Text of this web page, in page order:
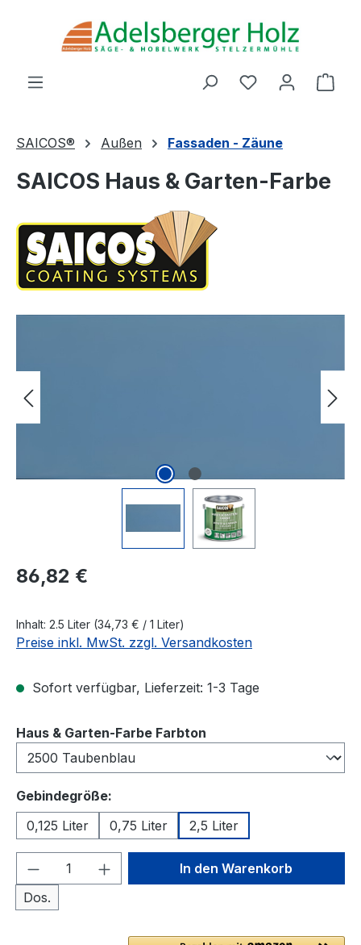
Zum Hauptinhalt springen
Du hast 0
SAICOS® Außen Fassaden - Zäune
SAICOS Haus & Garten-Farbe
Bildergalerie überspringen
Regulärer Preis:
86,82 €
Inhalt: 2.5 Liter (34,73 € / 1 Liter)
Preise inkl. MwSt. zzgl. Versandkosten
Sofort verfügbar, Lieferzeit: 1-3 Tage
Haus & Garten-Farbe Farbton
Gebindegröße:
0,125 Liter
0,75 Liter 2,5 Liter
Produkt Anzahl: Gib den
Dos.
In den Warenkorb